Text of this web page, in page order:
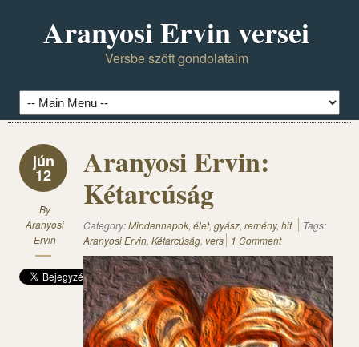
Aranyosi Ervin versei
Versbe szőtt gondolataim
jún
12
By
Aranyosi
Ervin
Aranyosi Ervin:
Kétarcúság
Category:Mindennapok, élet, gyász, remény, hit
Tags:
Aranyosi Ervin, Kétarcúság, vers 1 Comment